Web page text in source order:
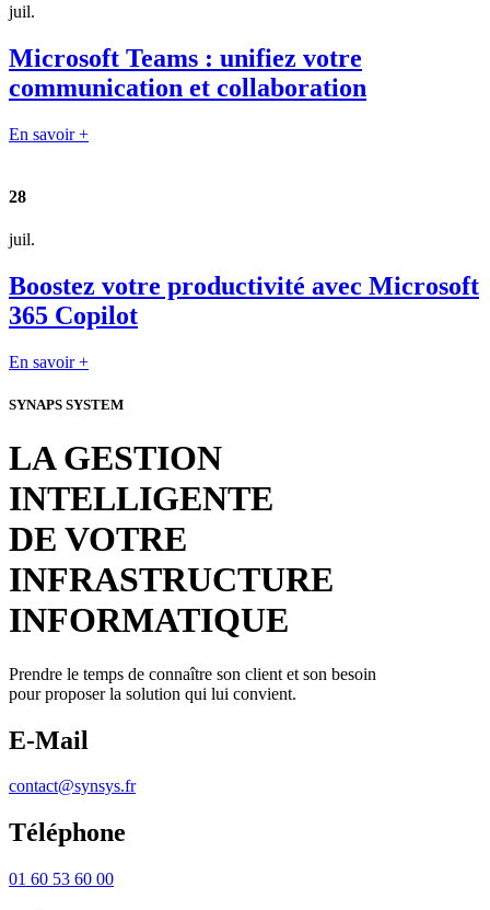
juil.
Microsoft Teams : unifiez votre
communication et collaboration
En savoir +
28
juil.
Boostez votre productivité avec Microsoft
365 Copilot
En savoir +
SYNAPS SYSTEM
LA GESTION
INTELLIGENTE
DE VOTRE
INFRASTRUCTURE
INFORMATIQUE
Prendre le temps de connaître son client et son besoin
pour proposer la solution qui lui convient.
E-Mail
contact@synsys.fr
Téléphone
01 60 53 60 00